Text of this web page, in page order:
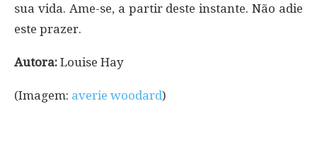
sua vida. Ame-se, a partir deste instante. Não adie
este prazer.
Autora: Louise Hay
(Imagem: averie woodard)